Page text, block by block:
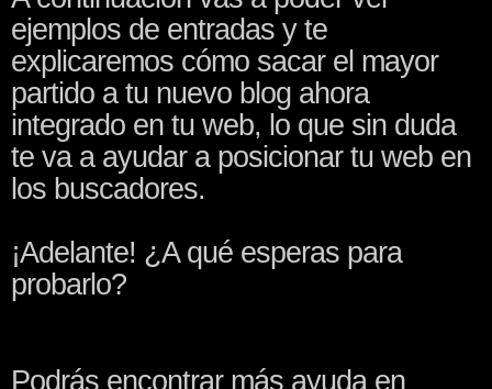
ejemplos de entradas y te
explicaremos cómo sacar el mayor
partido a tu nuevo blog ahora
integrado en tu web, lo que sin duda
te va a ayudar a posicionar tu web en
los buscadores.
¡Adelante! ¿A qué esperas para
probarlo?
Podrás encontrar más ayuda en